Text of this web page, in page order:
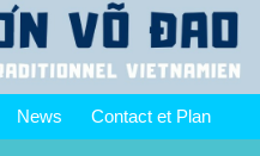
News Contact et Plan